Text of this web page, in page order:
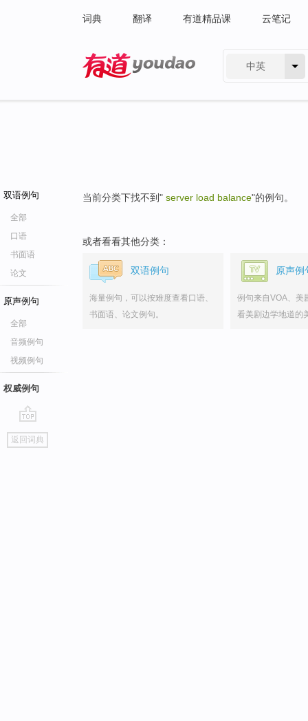
词典 翻译 有道精品课 云笔记
中英
双语例句
全部
口语
书面语
论文
原声例句
全部
音频例句
视频例句
权威例句
go
top
返回词典
当前分类下找不到" server load balance"的例句。
或者看看其他分类：
双语例句
海量例句，可以按难度查看口语、
书面语、论文例句。
原声例
例句来自VOA、美
看美剧边学地道的